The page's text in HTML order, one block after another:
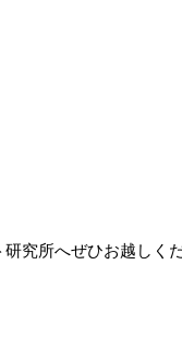
究所へぜひお越しく